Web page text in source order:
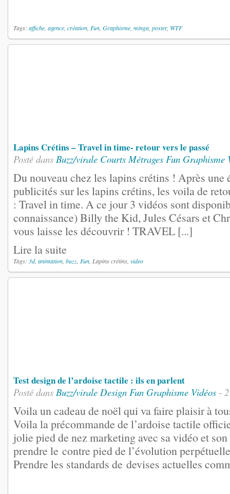
Tags: affiche agence création Fun Graphisme minga poster, WTF
Lapins Crétins – Travel in time- retour vers le passé
Posté dans Buzz/virale Courts Métrages Fun Graphisme
Du nouveau chez les lapins crétins ! Après une
publicités sur les lapins crétins, les voila de
: Travel in time. A ce jour 3 vidéos sont
connaissance) Billy the Kid, Jules Césars et
vous laisse les découvrir ! TRAVEL [...]
Lire la suite
Tags: 3d, animation buzz Fun , Lapins crétins, video
Test design de l’ardoise tactile : ils en parlent
Posté dans Buzz/virale Design Fun Graphisme Vidéos -
Voila un cadeau de noël qui va faire plaisir à
Voila la précommande de l’ardoise tactile
jolie pied de nez marketing avec sa vidéo et
prendre le contre pied de l’évolution
Prendre les standards de devises actuelles